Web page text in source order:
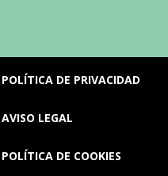
POLÍTICA DE PRIVACIDAD
AVISO LEGAL
POLÍTICA DE COOKIES